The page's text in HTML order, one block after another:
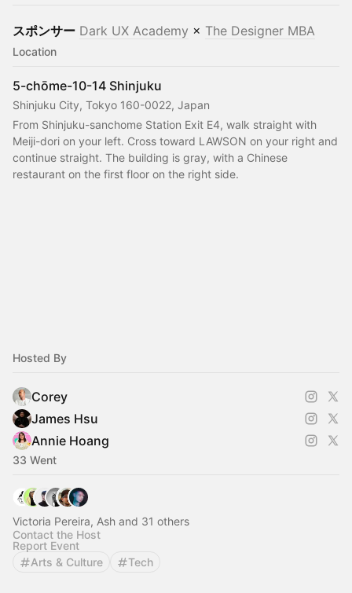
スポンサー Dark UX Academy × The Designer MBA
Location
5-chōme-10-14 Shinjuku
Shinjuku City, Tokyo 160-0022, Japan
From Shinjuku-sanchome Station Exit E4, walk straight with
Meiji-dori on your left. Cross toward LAWSON on your right and
continue straight. The building is gray, with a Chinese
restaurant on the first floor on the right side.
Hosted By
Corey
James Hsu
Annie Hoang
33 Went
Victoria Pereira, Ash and 31 others
Contact the Host
Report Event
Arts & Culture
Tech